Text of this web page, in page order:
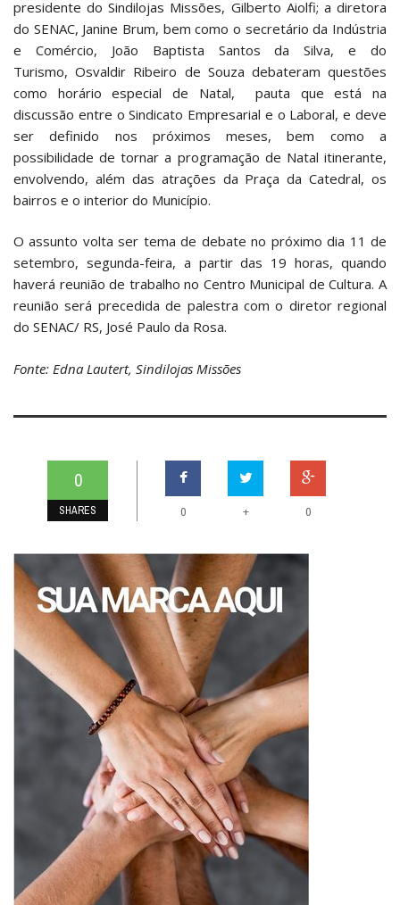
presidente do Sindilojas Missões, Gilberto Aiolfi; a diretora
do SENAC, Janine Brum, bem como o secretário da Indústria
e Comércio, João Baptista Santos da Silva, e do
Turismo, Osvaldir Ribeiro de Souza debateram questões
como horário especial de Natal, pauta que está na
discussão entre o Sindicato Empresarial e o Laboral, e deve
ser definido nos próximos meses, bem como a
possibilidade de tornar a programação de Natal itinerante,
envolvendo, além das atrações da Praça da Catedral, os
bairros e o interior do Município.
O assunto volta ser tema de debate no próximo dia 11 de
setembro, segunda-feira, a partir das 19 horas, quando
haverá reunião de trabalho no Centro Municipal de Cultura. A
reunião será precedida de palestra com o diretor regional
do SENAC/ RS, José Paulo da Rosa.
Fonte: Edna Lautert, Sindilojas Missões
0
SHARES 0 + 0